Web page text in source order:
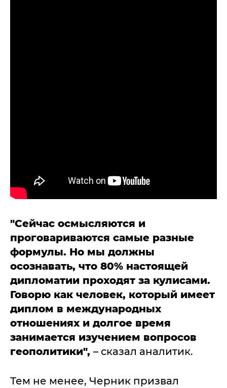
"Сейчас осмысляются и
проговариваются самые разные
формулы. Но мы должны
осознавать, что 80% настоящей
дипломатии проходят за кулисами.
Говорю как человек, который имеет
диплом в международных
отношениях и долгое время
занимается изучением вопросов
геополитики", – сказал аналитик.
Тем не менее, Черник призвал